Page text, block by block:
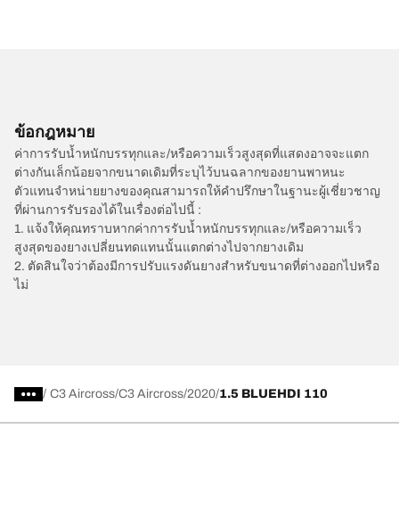
ข้อกฎหมาย
ค่าการรับน้ำหนักบรรทุกและ/หรือความเร็วสูงสุดที่แสดงอาจจะแตก
ต่างกันเล็กน้อยจากขนาดเดิมที่ระบุไว้บนฉลากของยานพาหนะ
ตัวแทนจำหน่ายยางของคุณสามารถให้คำปรึกษาในฐานะผู้เชี่ยวชาญ
ที่ผ่านการรับรองได้ในเรื่องต่อไปนี้ :
1. แจ้งให้คุณทราบหากค่าการรับน้ำหนักบรรทุกและ/หรือความเร็ว
สูงสุดของยางเปลี่ยนทดแทนนั้นแตกต่างไปจากยางเดิม
2. ตัดสินใจว่าต้องมีการปรับแรงดันยางสำหรับขนาดที่ต่างออกไปหรือ
ไม่
/ C3 Aircross C3 Aircross 2020 1.5 BLUEHDI 110